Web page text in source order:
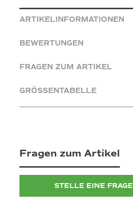
ARTIKELINFORMATIONEN
BEWERTUNGEN
FRAGEN ZUM ARTIKEL
GRÖSSENTABELLE
Fragen zum Artikel
STELLE EINE FRAGE